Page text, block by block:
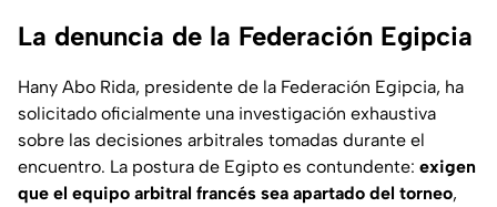
La denuncia de la Federación Egipcia
Hany Abo Rida, presidente de la Federación Egipcia, ha
solicitado oficialmente una investigación exhaustiva
sobre las decisiones arbitrales tomadas durante el
encuentro. La postura de Egipto es contundente: exigen
que el equipo arbitral francés sea apartado del torneo,